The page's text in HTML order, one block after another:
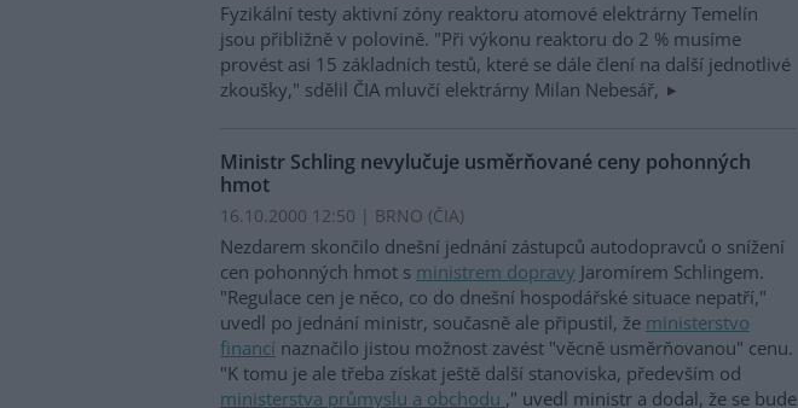
Fyzikální testy aktivní zóny reaktoru atomové elektrárny Temelín
jsou přibližně v polovině. "Při výkonu reaktoru do 2 % musíme
provést asi 15 základních testů, které se dále člení na další jednotlivé
zkoušky," sdělil ČIA mluvčí elektrárny Milan Nebesář,
Ministr Schling nevylučuje usměrňované ceny pohonných
hmot
16.10.2000 12:50 | BRNO (ČIA)
Nezdarem skončilo dnešní jednání zástupců autodopravců o snížení
cen pohonných hmot s ministrem dopravy Jaromírem Schlingem.
"Regulace cen je něco, co do dnešní hospodářské situace nepatří,"
uvedl po jednání ministr, současně ale připustil, že ministerstvo
financí naznačilo jistou možnost zavést "věcně usměrňovanou" cenu.
"K tomu je ale třeba získat ještě další stanoviska, především od
ministerstva průmyslu a obchodu ," uvedl ministr a dodal, že se bude